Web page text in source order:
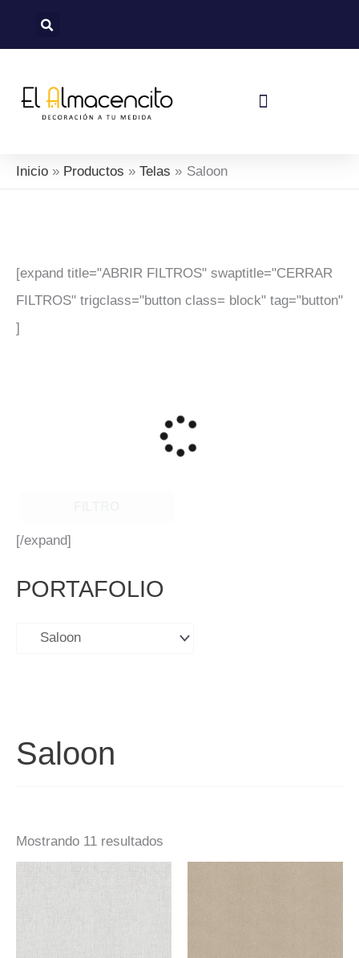
Inicio Productos Telas Saloon
[expand title="ABRIR FILTROS" swaptitle="CERRAR
FILTROS" trigclass="button class= block" tag="button"
]
[/expand]
PORTAFOLIO
Saloon
Mostrando 11 resultados